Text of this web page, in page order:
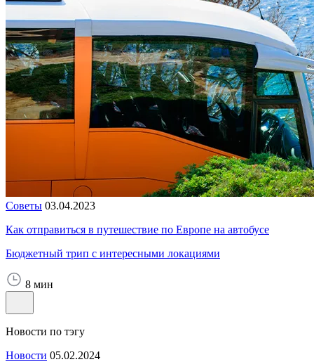
Советы 03.04.2023
Как отправиться в путешествие по Европе на автобусе
Бюджетный трип с интересными локациями
8 мин
Новости по тэгу
Новости 05.02.2024